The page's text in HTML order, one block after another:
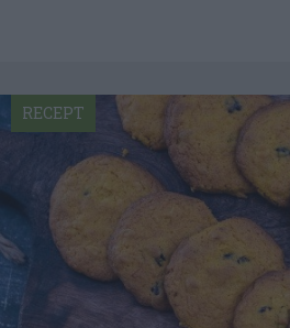
RECEPT